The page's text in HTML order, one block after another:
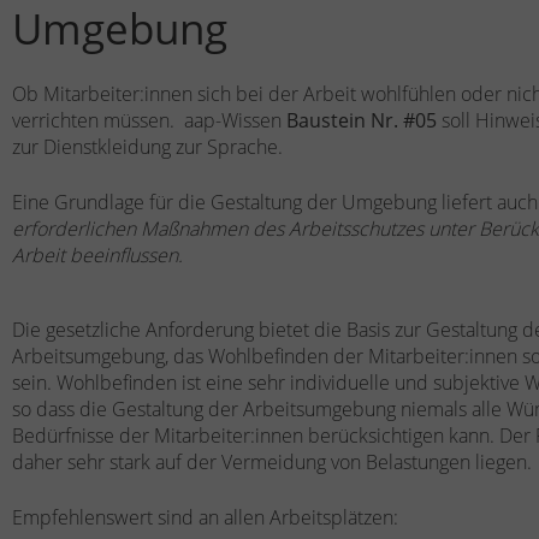
Umgebung
Ob Mitarbeiter:innen sich bei der Arbeit wohlfühlen oder
verrichten müssen. aap-Wissen Baustein Nr. #05 soll
zur Dienstkleidung zur Sprache.
Eine Grundlage für die Gestaltung der Umgebung liefert auch
erforderlichen Maßnahmen des Arbeitsschutzes unter
Arbeit beeinflussen.
Die gesetzliche Anforderung bietet die Basis zur Gestaltung
Arbeitsumgebung, das Wohlbefinden der Mitarbeiter:innen
sein. Wohlbefinden ist eine sehr individuelle und subjektive
so dass die Gestaltung der Arbeitsumgebung niemals alle
Bedürfnisse der Mitarbeiter:innen berücksichtigen kann. Der
daher sehr stark auf der Vermeidung von Belastungen liegen.
Empfehlenswert sind an allen Arbeitsplätzen: